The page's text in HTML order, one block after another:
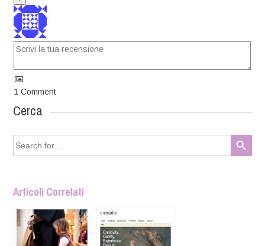
1 Comment
Cerca
Search
for:
Search Button
Articoli Correlati